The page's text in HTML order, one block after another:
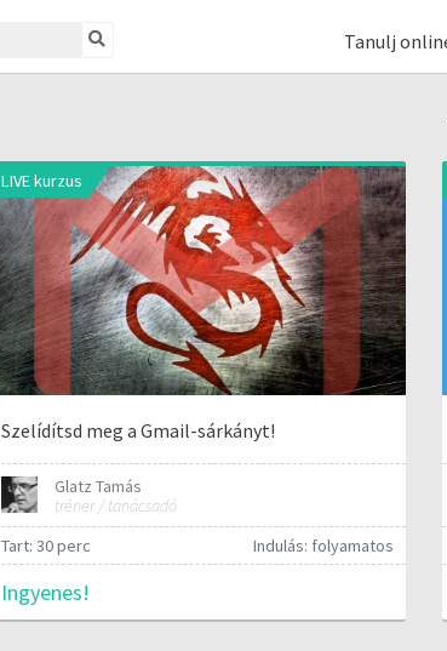
Tanulj
LIVE kurzus
Szelídítsd meg a Gmail-sárkányt!
Glatz Tamás
tréner / tanácsadó
Tart: 30 perc
Indulás: folyamatos
Ingyenes!